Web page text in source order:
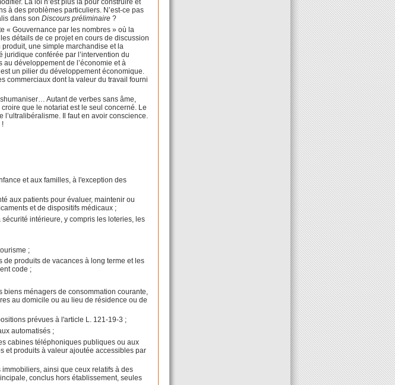
La loi n’est plus là pour construire et
à des problèmes particuliers. N’est-ce pas
dans sonDiscours préliminaire ?
« Gouvernance par les nombres » où la
détails de ce projet en cours de discussion
une simple marchandise et la
conférée par l’intervention du
développement de l’économie et à
un pilier du développement économique.
commerciaux dont la valeur du travail fourni
Autant de verbes sans âme,
que le notariat est le seul concerné. Le
Il faut en avoir conscience.
!
et aux familles, à l'exception des
aux patients pour évaluer, maintenir ou
et de dispositifs médicaux ;
sécurité intérieure, y compris les loteries, les
;
de produits de vacances à long terme et les
code ;
biens ménagers de consommation courante,
au domicile ou au lieu de résidence ou de
prévues à l'article L. 121-19-3 ;
automatisés ;
cabines téléphoniques publiques ou aux
et produits à valeur ajoutée accessibles par
immobiliers, ainsi que ceux relatifs à des
conclus hors établissement, seules